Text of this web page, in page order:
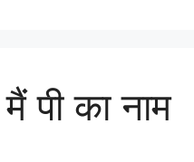
पी का नाम